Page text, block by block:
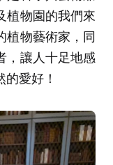
植物園的我們來
植物藝術家，同
，讓人十足地感
愛好！